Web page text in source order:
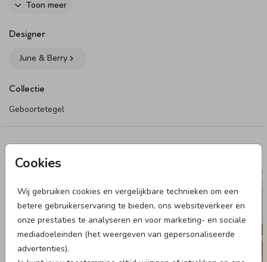
Cookies
Wij gebruiken cookies en vergelijkbare technieken om een
betere gebruikerservaring te bieden, ons websiteverkeer en
onze prestaties te analyseren en voor marketing- en sociale
mediadoeleinden (het weergeven van gepersonaliseerde
advertenties).
Dit product maakt onderdeel uit van
Toon meer
Designer
June & Berry
Collectie
Geboortetegel